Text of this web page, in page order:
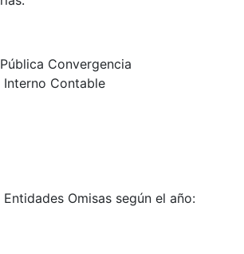
Convergencia
Contable
Omisas según el año: